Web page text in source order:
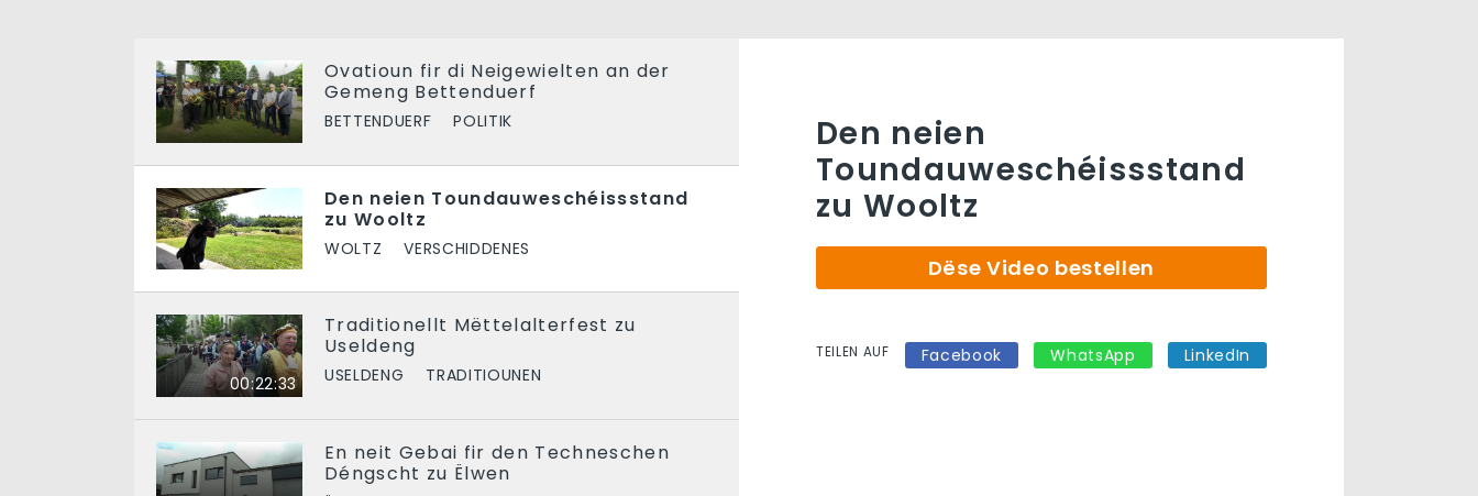
Ovatioun fir di Neigewielten an der
Gemeng Bettenduerf
BETTENDUERF POLITIK
Den neien Toundauweschéissstand
zu Wooltz
WOLTZ VERSCHIDDENES
00:22:33
Traditionellt Mëttelalterfest zu
Useldeng
USELDENG TRADITIOUNEN
En neit Gebai fir den Techneschen
Déngscht zu Ëlwen
Den neien
Toundauweschéissstand
zu Wooltz
Dëse Video bestellen
TEILEN AUF Facebook WhatsApp LinkedIn